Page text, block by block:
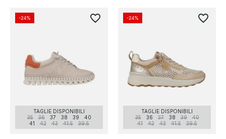
TAGLIE DISPONIBILI
35
36 37 38 39
40
41
42 43 41.5 39.5
-24% favorite_border
TAGLIE DISPONIBILI
35
36 37 38 39
40
41
42 43 41.5 39.5
-24% favorite_border